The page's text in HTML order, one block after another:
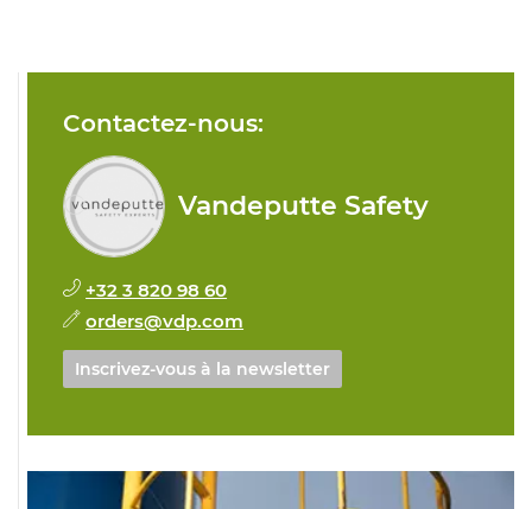
Contactez-nous:
Vandeputte Safety
+32 3 820 98 60
orders@vdp.com
Inscrivez-vous à la newsletter